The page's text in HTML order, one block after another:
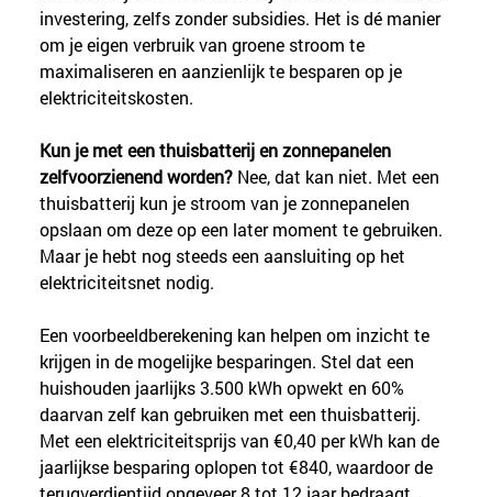
investering, zelfs zonder subsidies. Het is dé manier
om je eigen verbruik van groene stroom te
maximaliseren en aanzienlijk te besparen op je
elektriciteitskosten.
Kun je met een thuisbatterij en zonnepanelen
zelfvoorzienend worden? Nee, dat kan niet. Met een
thuisbatterij kun je stroom van je zonnepanelen
opslaan om deze op een later moment te gebruiken.
Maar je hebt nog steeds een aansluiting op het
elektriciteitsnet nodig.
Een voorbeeldberekening kan helpen om inzicht te
krijgen in de mogelijke besparingen. Stel dat een
huishouden jaarlijks 3.500 kWh opwekt en 60%
daarvan zelf kan gebruiken met een thuisbatterij.
Met een elektriciteitsprijs van €0,40 per kWh kan de
jaarlijkse besparing oplopen tot €840, waardoor de